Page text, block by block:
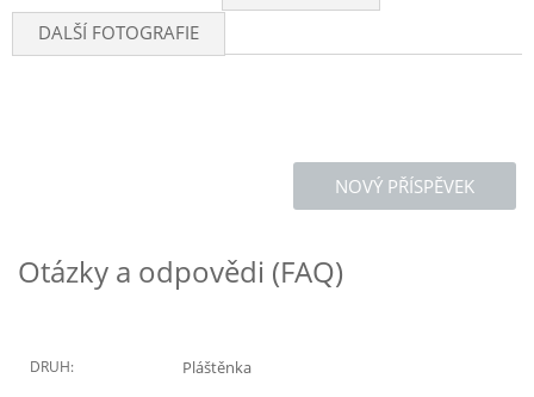
DALŠÍ FOTOGRAFIE
NOVÝ PŘÍSPĚVEK
Otázky a odpovědi (FAQ)
DRUH: Pláštěnka